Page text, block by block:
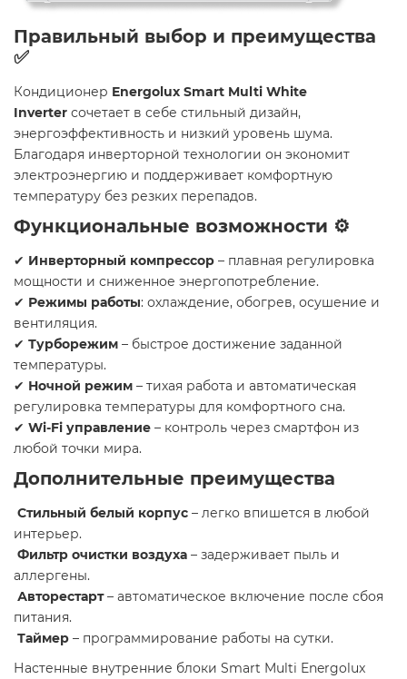
Правильный выбор и преимущества
✅
Кондиционер Energolux Smart Multi White
Inverter сочетает в себе стильный дизайн,
энергоэффективность и низкий уровень шума.
Благодаря инверторной технологии он экономит
электроэнергию и поддерживает комфортную
температуру без резких перепадов.
Функциональные возможности ⚙️
✔ Инверторный компрессор – плавная регулировка
мощности и сниженное энергопотребление.
✔ Режимы работы: охлаждение, обогрев, осушение и
вентиляция.
✔ Турборежим – быстрое достижение заданной
температуры.
✔ Ночной режим – тихая работа и автоматическая
регулировка температуры для комфортного сна.
✔ Wi-Fi управление – контроль через смартфон из
любой точки мира.
Дополнительные преимущества
Стильный белый корпус – легко впишется в любой
интерьер.
Фильтр очистки воздуха – задерживает пыль и
аллергены.
Авторестарт– автоматическое включение после сбоя
питания.
Таймер – программирование работы на сутки.
Настенные внутренние блоки Smart Multi Energolux